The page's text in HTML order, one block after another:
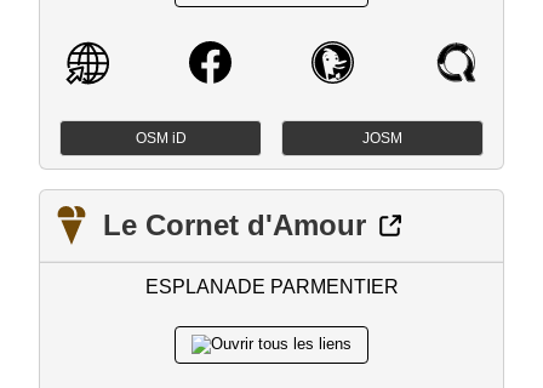
OSM iD JOSM
Le Cornet d'Amour
ESPLANADE PARMENTIER